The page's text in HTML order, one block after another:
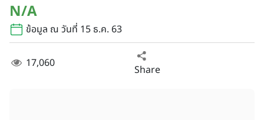
N/A
ข้อมูล ณ วันที่ 15 ธ.ค. 63
17,060 Share